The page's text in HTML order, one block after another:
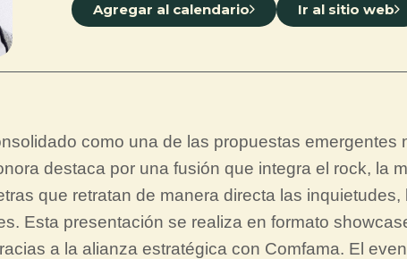
Salud
Agregar al calendario Ir al sitio web
como una de las propuestas emergentes
destaca por una fusión que integra el rock, la
que retratan de manera directa las
Esta presentación se realiza en formato
a la alianza estratégica con Comfama. El